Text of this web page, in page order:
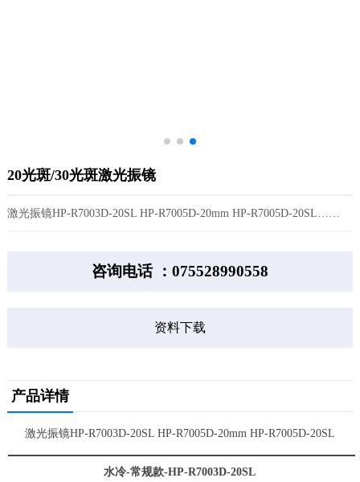
20光斑/30光斑激光振镜
激光振镜HP-R7003D-20SL HP-R7005D-20mm HP-R7005D-20SL……
咨询电话 ：075528990558
资料下载
产品详情
激光振镜HP-R7003D-20SL HP-R7005D-20mm HP-R7005D-20SL
水冷-常规款-HP-R7003D-20SL